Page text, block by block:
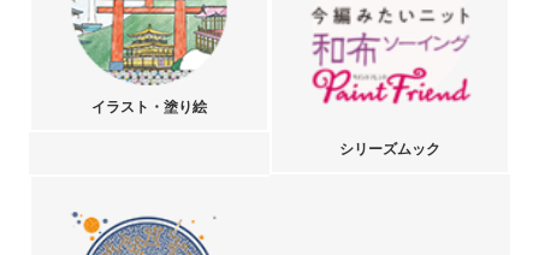
イラスト・塗り絵
シリーズムック